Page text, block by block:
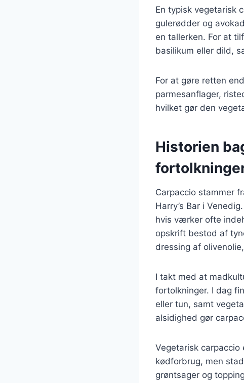
En typisk vegetarisk
gulerødder og
en tallerken. For at
basilikum eller dild,
For at gøre retten
parmesanflager,
hvilket gør den
Historien
Carpaccio stammer
Harry’s Bar i
hvis værker ofte
opskrift bestod af
dressing af
I takt med at
fortolkninger. I dag
eller tun, samt
alsidighed gør
Vegetarisk
kødforbrug, men
grøntsager og